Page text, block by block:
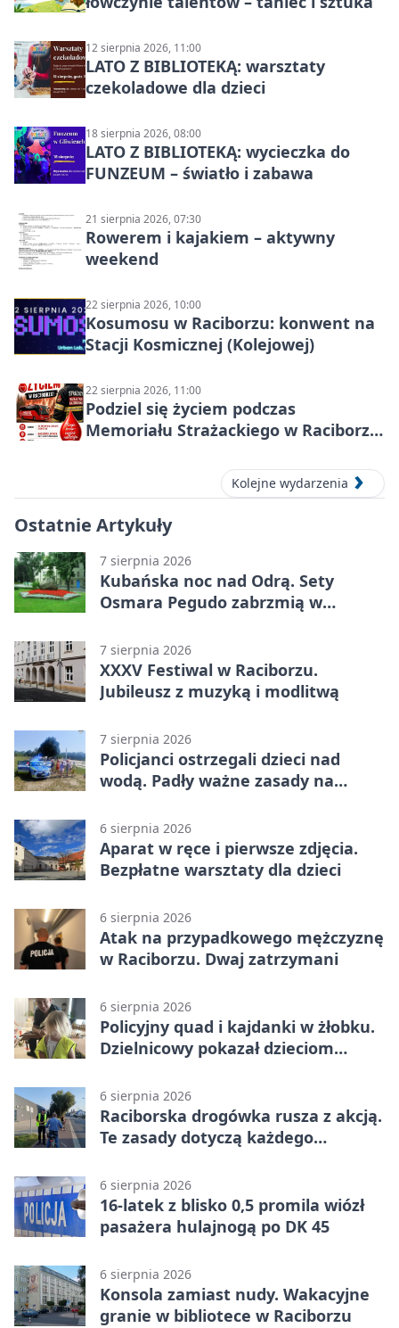
12 sierpnia 2026, 11:00
LATO Z BIBLIOTEKĄ: warsztaty
czekoladowe dla dzieci
18 sierpnia 2026, 08:00
LATO Z BIBLIOTEKĄ: wycieczka do
FUNZEUM – światło i zabawa
21 sierpnia 2026, 07:30
Rowerem i kajakiem – aktywny
weekend
22 sierpnia 2026, 10:00
Kosumosu w Raciborzu: konwent na
Stacji Kosmicznej (Kolejowej)
22 sierpnia 2026, 11:00
Podziel się życiem podczas
Memoriału Strażackiego w Raciborzu
Kolejne wydarzenia
Ostatnie Artykuły
7 sierpnia 2026
Kubańska noc nad Odrą. Sety
Osmara Pegudo zabrzmią w
7 sierpnia 2026
XXXV Festiwal w Raciborzu.
Jubileusz z muzyką i modlitwą
7 sierpnia 2026
Policjanci ostrzegali dzieci nad
wodą. Padły ważne zasady na
6 sierpnia 2026
Aparat w ręce i pierwsze zdjęcia.
Bezpłatne warsztaty dla dzieci
6 sierpnia 2026
Atak na przypadkowego mężczyznę
w Raciborzu. Dwaj zatrzymani
6 sierpnia 2026
Policyjny quad i kajdanki w żłobku.
Dzielnicowy pokazał dzieciom
6 sierpnia 2026
Raciborska drogówka rusza z akcją.
Te zasady dotyczą każdego
6 sierpnia 2026
16-latek z blisko 0,5 promila wiózł
pasażera hulajnogą po DK 45
6 sierpnia 2026
Konsola zamiast nudy. Wakacyjne
granie w bibliotece w Raciborzu